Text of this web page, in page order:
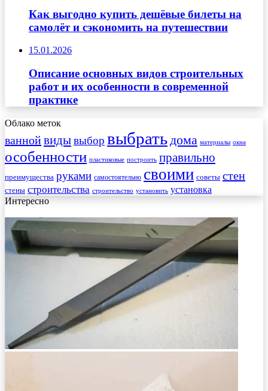
Как выгодно купить дешёвые билеты на
самолёт и сэкономить на путешествии
15.01.2026
Описание основных видов строительных
работ и их особенности в современной
практике
Облако меток
ваннойвидывыбор выбратьдома материалы окна
особенности пластиковые построить правильно
преимущества руками самостоятельно своими советы стен
стены строительства строительство установить установка
Интересно